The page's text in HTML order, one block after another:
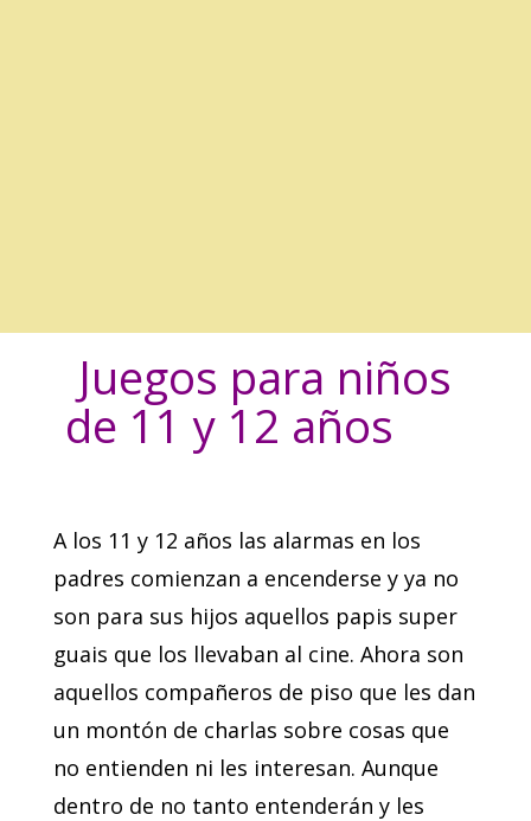
Juegos para niños
de 11 y 12 años
A los 11 y 12 años las alarmas en los
padres comienzan a encenderse y ya no
son para sus hijos aquellos papis super
guais que los llevaban al cine. Ahora son
aquellos compañeros de piso que les dan
un montón de charlas sobre cosas que
no entienden ni les interesan. Aunque
dentro de no tanto entenderán y les